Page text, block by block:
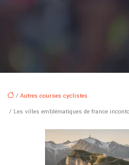
/ Autres courses cyclistes
/ Les villes emblématiques de france